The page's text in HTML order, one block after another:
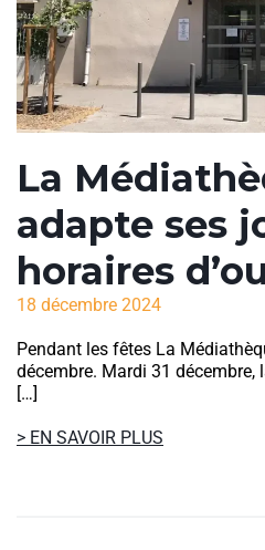
La
adapte ses
horaires
18 décembre 2024
Pendant les fêtes La
décembre. Mardi 31 décembre,
[…]
> EN SAVOIR PLUS